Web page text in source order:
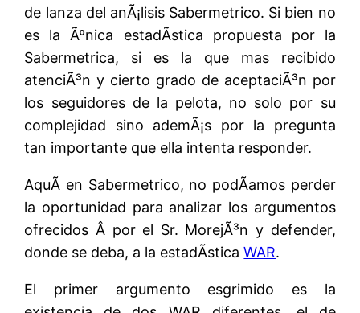
de lanza del anÃ¡lisis Sabermetrico. Si bien no
es la Ãºnica estadÃ­stica propuesta por la
Sabermetrica, si es la que mas recibido
atenciÃ³n y cierto grado de aceptaciÃ³n por
los seguidores de la pelota, no solo por su
complejidad sino ademÃ¡s por la pregunta
tan importante que ella intenta responder.
AquÃ­ en Sabermetrico, no podÃ­amos perder
la oportunidad para analizar los argumentos
ofrecidos Â por el Sr. MorejÃ³n y defender,
donde se deba, a la estadÃ­sticaWAR.
El primer argumento esgrimido es la